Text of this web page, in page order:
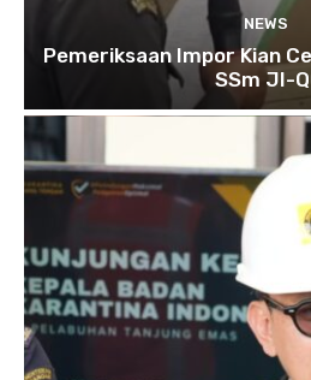
NEWS
Pemeriksaan Impor Kian
SSm JI-